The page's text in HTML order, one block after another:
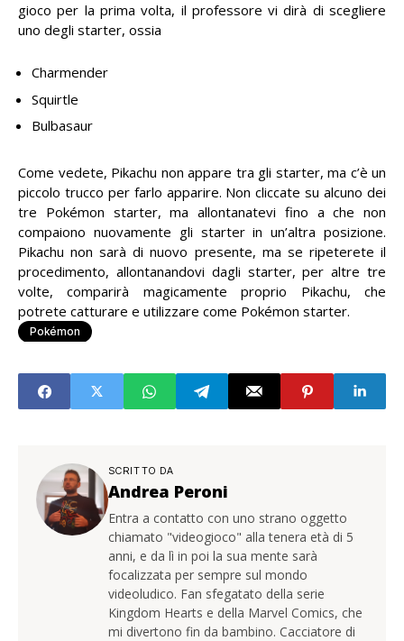
gioco per la prima volta, il professore vi dirà di scegliere
uno degli starter, ossia
Charmender
Squirtle
Bulbasaur
Come vedete, Pikachu non appare tra gli starter, ma c’è un
piccolo trucco per farlo apparire. Non cliccate su alcuno dei
tre Pokémon starter, ma allontanatevi fino a che non
compaiono nuovamente gli starter in un’altra posizione.
Pikachu non sarà di nuovo presente, ma se ripeterete il
procedimento, allontanandovi dagli starter, per altre tre
volte, comparirà magicamente proprio Pikachu, che
potrete catturare e utilizzare come Pokémon starter.
Pokémon
SCRITTO DA
Andrea Peroni
Entra a contatto con uno strano oggetto
chiamato "videogioco" alla tenera età di 5
anni, e da lì in poi la sua mente sarà
focalizzata per sempre sul mondo
videoludico. Fan sfegatato della serie
Kingdom Hearts e della Marvel Comics, che
mi divertono fin da bambino. Cacciatore di